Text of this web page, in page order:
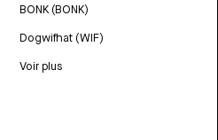
BONK (BONK)
Dogwifhat (WIF)
Voir plus